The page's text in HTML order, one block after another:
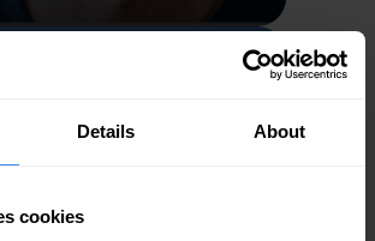
Details About
cookies